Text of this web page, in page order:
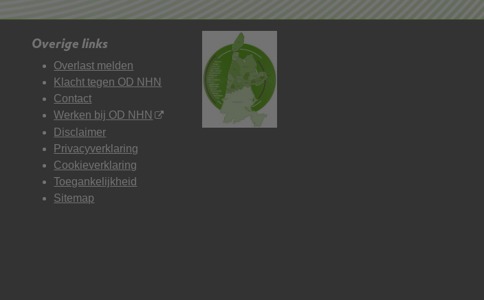
Overige links
Overlast melden
Klacht tegen OD NHN
Contact
Werken bij OD NHN
Disclaimer
Privacyverklaring
Cookieverklaring
Toegankelijkheid
Sitemap